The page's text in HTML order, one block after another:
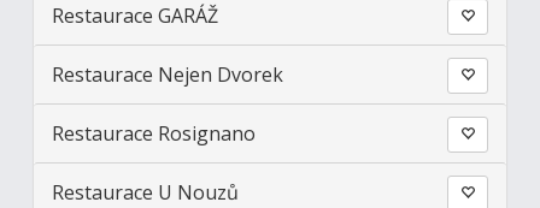
Restaurace GARÁŽ
Restaurace Nejen Dvorek
Restaurace Rosignano
Restaurace U Nouzů